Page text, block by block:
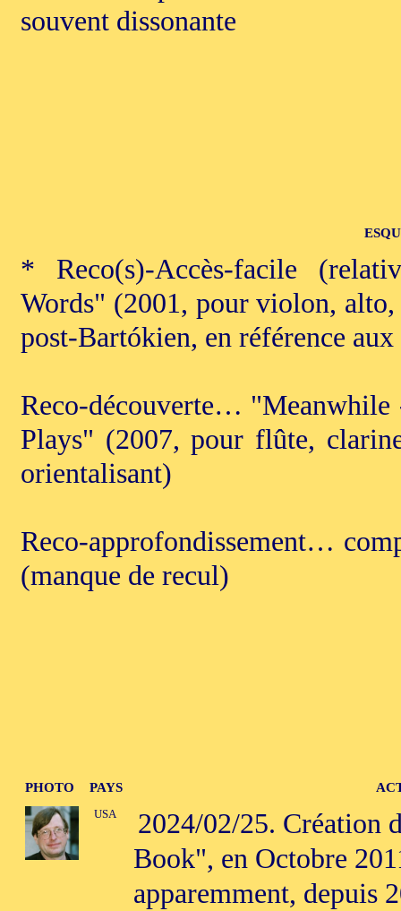
souvent dissonante
* Reco(s)-Accès-facile
Words" (2001, pour violon,
post-Bartókien, en référence
Reco-découverte…
Plays" (2007, pour flûte,
orientalisant)
Reco-approfondissement…
(manque de recul)
PHOTO PAYS
USA
2024/02/25. Création
Book", en Octobre
apparemment, depuis